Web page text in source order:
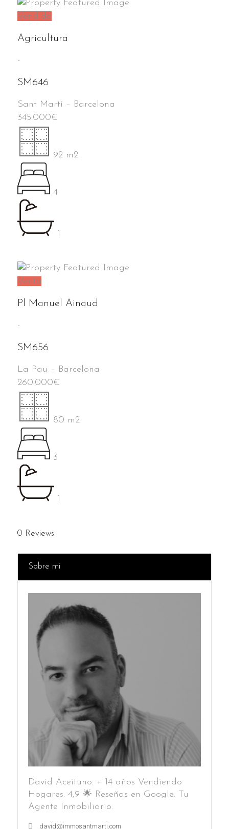
Vendido
Agricultura
-
SM646
Sant Martí – Barcelona
345.000€
92 m2
4
1
Venta
Pl Manuel Ainaud
-
SM656
La Pau – Barcelona
260.000€
80 m2
3
1
0 Reviews
Sobre mi
David Aceituno. + 14 años Vendiendo
Hogares. 4,9 🌟 Reseñas en Google. Tu
Agente Inmobiliario.
david@immosantmarti.com